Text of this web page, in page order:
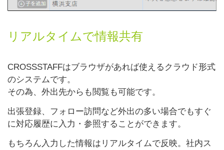
リアルタイムで情報共有
CROSSSTAFFはブラウザがあれば使えるクラウド形式
のシステムです。
その為、外出先からも閲覧も可能です。
出張登録、フォロー訪問など外出の多い場合でもすぐ
に対応履歴に入力・参照することができます。
もちろん入力した情報はリアルタイムで反映。社内ス